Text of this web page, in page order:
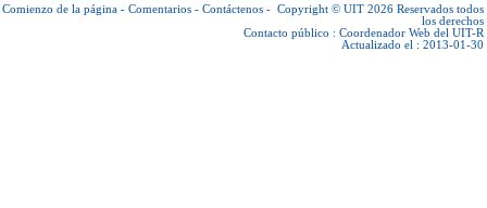
Comienzo de la página - Comentarios - Contáctenos - Copyright © UIT 2026 Reservados todos
los derechos
Contacto público : Coordenador Web del UIT-R
Actualizado el : 2013-01-30